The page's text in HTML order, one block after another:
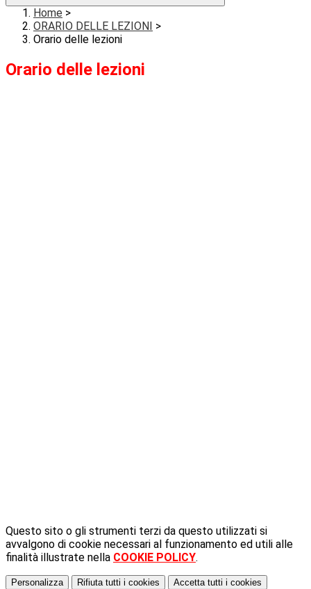
Home >
ORARIO DELLE LEZIONI
>
Orario delle lezioni
Orario delle lezioni
Questo sito o gli strumenti terzi da questo utilizzati si
avvalgono di cookie necessari al funzionamento ed utili alle
finalità illustrate nella COOKIE POLICY.
Personalizza Rifiuta tutti i cookies Accetta tutti i cookies